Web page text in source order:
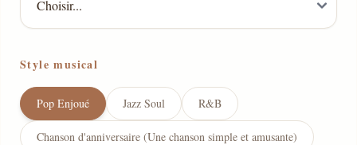
Style musical
Pop Enjoué Jazz Soul R&B
Chanson d'anniversaire (Une chanson simple et amusante)